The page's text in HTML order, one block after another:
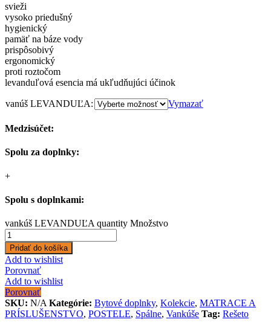
svieži
vysoko priedušný
hygienický
pamäť na báze vody
prispôsobivý
ergonomický
proti roztočom
levanduľová esencia má ukľudňujúci účinok
vanúš LEVANDUĽA: Vymazať
Medzisúčet:
Spolu za doplnky:
+
Spolu s doplnkami:
vankúš LEVANDUĽA quantity Množstvo
Pridať do košíka
Add to wishlist
Porovnať
Add to wishlist
Porovnať
SKU: N/A Kategórie: Bytové doplnky, Kolekcie, MATRACE A
PRÍSLUŠENSTVO, POSTELE, Spálne, Vankúše Tag: Rešeto